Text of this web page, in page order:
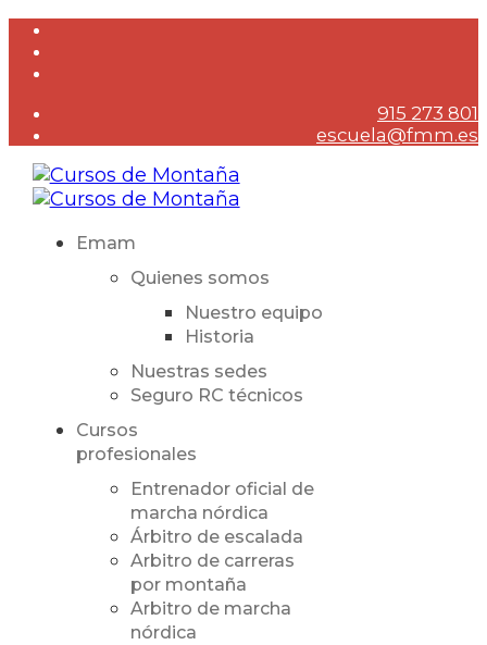
915 273 801
escuela@fmm.es
Emam
Quienes somos
Nuestro equipo
Historia
Nuestras sedes
Seguro RC técnicos
Cursos
profesionales
Entrenador oficial de
marcha nórdica
Árbitro de escalada
Arbitro de carreras
por montaña
Arbitro de marcha
nórdica